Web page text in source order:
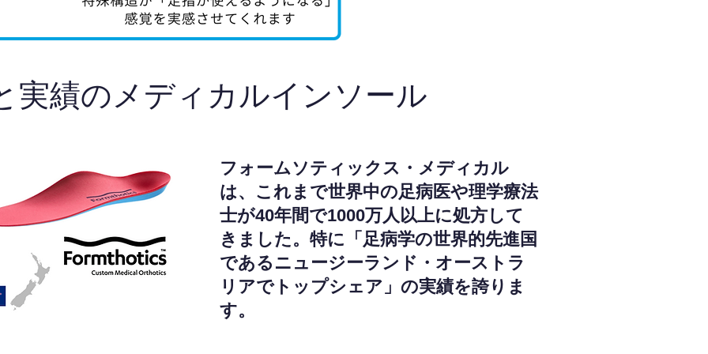
実績のメディカルインソール
フォームソティックス・メディカル
は、これまで世界中の足病医や理学療法
士が40年間で1000万人以上に処方して
きました。特に「足病学の世界的先進国
であるニュージーランド・オーストラ
リアでトップシェア」の実績を誇りま
す。